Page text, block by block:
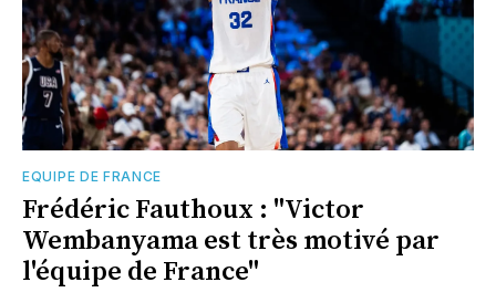
EQUIPE DE FRANCE
Frédéric Fauthoux : "Victor
Wembanyama est très motivé par
l'équipe de France"